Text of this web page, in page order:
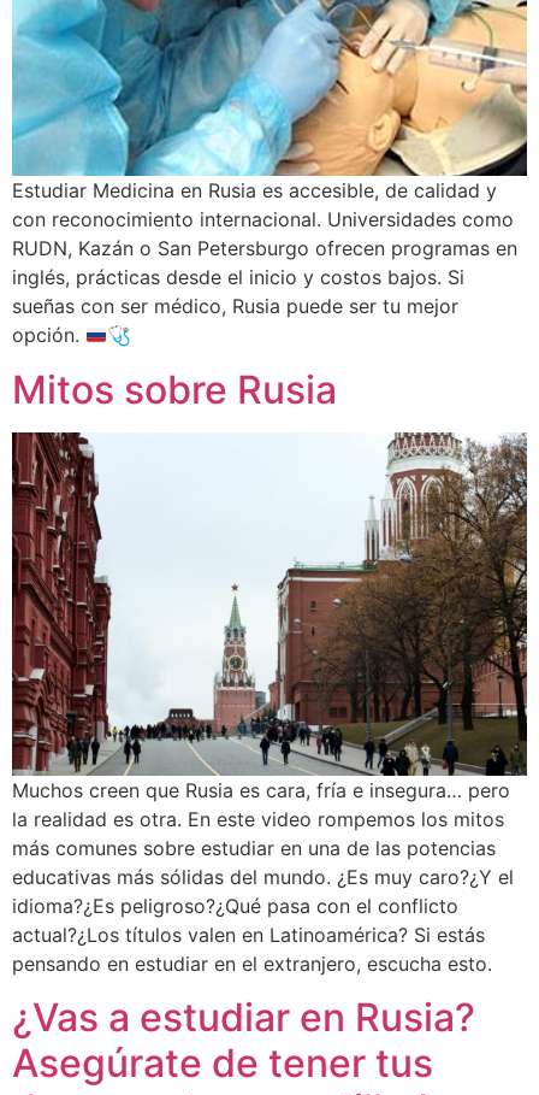
Estudiar Medicina en Rusia es accesible, de calidad y
con reconocimiento internacional. Universidades como
RUDN, Kazán o San Petersburgo ofrecen programas en
inglés, prácticas desde el inicio y costos bajos. Si
sueñas con ser médico, Rusia puede ser tu mejor
opción.
🩺
Mitos sobre Rusia
Muchos creen que Rusia es cara, fría e insegura… pero
la realidad es otra. En este video rompemos los mitos
más comunes sobre estudiar en una de las potencias
educativas más sólidas del mundo. ¿Es muy caro?¿Y el
idioma?¿Es peligroso?¿Qué pasa con el conflicto
actual?¿Los títulos valen en Latinoamérica? Si estás
pensando en estudiar en el extranjero, escucha esto.
¿Vas a estudiar en Rusia?
Asegúrate de tener tus